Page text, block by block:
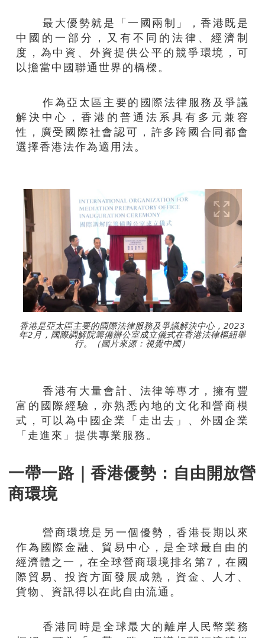
最大優勢就是「一國兩制」，香港既是
中國的一部分，又有不同的法律、經濟制
度，為中資、外資提供公平的競爭環境，可
以擔當中國聯通世界的橋樑。
作為亞太區主要的國際法律服務及爭議
解決中心，香港的普通法系具有多元兼容
性，廣受國際社會認可，許多跨國合同都會
選擇香港法作為適用法。
香港是亞太區主要的國際法律服務及爭議解決中心，2023
年2月，國際調解院籌備辦公室成立儀式在香港法律樞紐舉
行。（圖片來源：視覺中國）
香港有大量會計、法律等專才，擁有豐
富的國際經驗，亦熟悉內地的文化和營商模
式，可以為中國企業「走出去」、外國企業
「走進來」提供專業服務。
一帶一路｜香港優勢：自由開放營
商環境
營商環境是另一個優勢，香港長期以來
作為國際金融、貿易中心，是全球最自由的
經濟體之一，在全球營商環境排名第7，在國
際貿易、投資方面發展成熟，資金、人才、
貨物、資訊得以在此自由流通。
香港同時是全球最大的離岸人民幣業務